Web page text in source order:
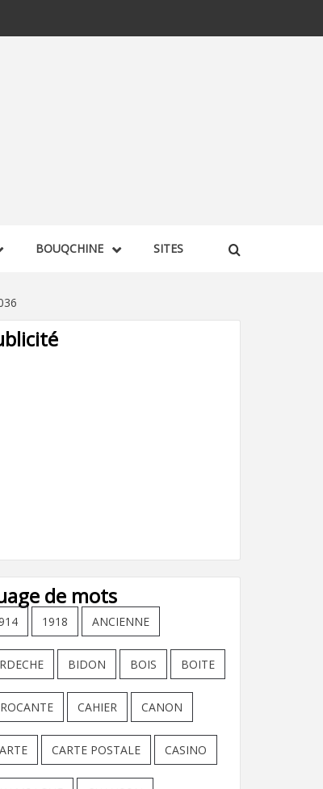
BOUQCHINE SITES
de mots
1918 ANCIENNE
BIDON BOIS BOITE
CAHIER CANON
CARTE POSTALE CASINO